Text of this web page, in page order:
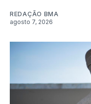
REDAÇÃO BMA
agosto 7, 2026